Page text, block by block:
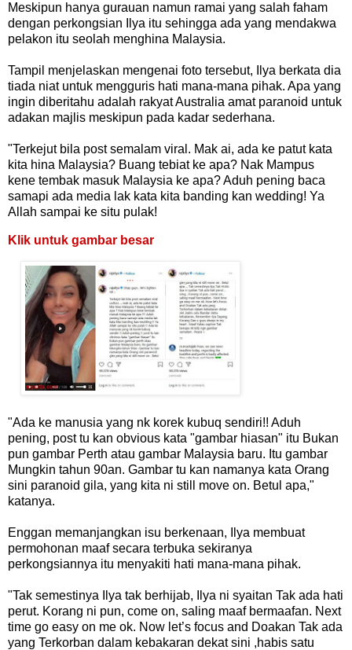
Meskipun hanya gurauan namun ramai yang salah faham
dengan perkongsian Ilya itu sehingga ada yang mendakwa
pelakon itu seolah menghina Malaysia.
Tampil menjelaskan mengenai foto tersebut, Ilya berkata dia
tiada niat untuk mengguris hati mana-mana pihak. Apa yang
ingin diberitahu adalah rakyat Australia amat paranoid untuk
adakan majlis meskipun pada kadar sederhana.
"Terkejut bila post semalam viral. Mak ai, ada ke patut kata
kita hina Malaysia? Buang tebiat ke apa? Nak Mampus
kene tembak masuk Malaysia ke apa? Aduh pening baca
samapi ada media lak kata kita banding kan wedding! Ya
Allah sampai ke situ pulak!
Klik untuk gambar besar
"Ada ke manusia yang nk korek kubuq sendiri!! Aduh
pening, post tu kan obvious kata "gambar hiasan" itu Bukan
pun gambar Perth atau gambar Malaysia baru. Itu gambar
Mungkin tahun 90an. Gambar tu kan namanya kata Orang
sini paranoid gila, yang kita ni still move on. Betul apa,"
katanya.
Enggan memanjangkan isu berkenaan, Ilya membuat
permohonan maaf secara terbuka sekiranya
perkongsiannya itu menyakiti hati mana-mana pihak.
"Tak semestinya Ilya tak berhijab, Ilya ni syaitan Tak ada hati
perut. Korang ni pun, come on, saling maaf bermaafan. Next
time go easy on me ok. Now let’s focus and Doakan Tak ada
yang Terkorban dalam kebakaran dekat sini ,habis satu